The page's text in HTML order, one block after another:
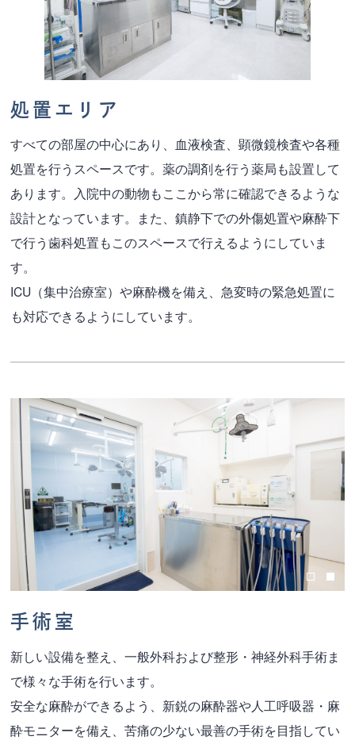
処置エリア
すべての部屋の中心にあり、血液検査、顕微鏡検査や各種
処置を行うスペースです。薬の調剤を行う薬局も設置して
あります。入院中の動物もここから常に確認できるような
設計となっています。また、鎮静下での外傷処置や麻酔下
で行う歯科処置もこのスペースで行えるようにしていま
す。
ICU（集中治療室）や麻酔機を備え、急変時の緊急処置に
も対応できるようにしています。
手術室
新しい設備を整え、一般外科および整形・神経外科手術ま
で様々な手術を行います。
安全な麻酔ができるよう、新鋭の麻酔器や人工呼吸器・麻
酔モニターを備え、苦痛の少ない最善の手術を目指してい